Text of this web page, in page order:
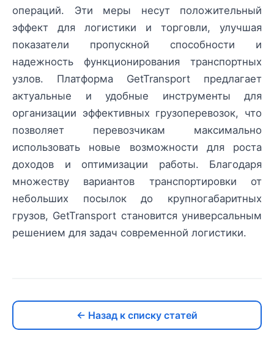
операций. Эти меры несут положительный
эффект для логистики и торговли, улучшая
показатели пропускной способности и
надежность функционирования транспортных
узлов. Платформа GetTransport предлагает
актуальные и удобные инструменты для
организации эффективных грузоперевозок, что
позволяет перевозчикам максимально
использовать новые возможности для роста
доходов и оптимизации работы. Благодаря
множеству вариантов транспортировки от
небольших посылок до крупногабаритных
грузов, GetTransport становится универсальным
решением для задач современной логистики.
← Назад к списку статей